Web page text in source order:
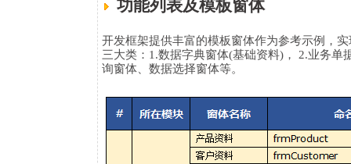
功能列表及模板窗体
开发框架提供丰富的模板窗体作为参考示例，
三大类：1.数据字典窗体(基础资料)， 2.业务
询窗体、数据选择窗体等。